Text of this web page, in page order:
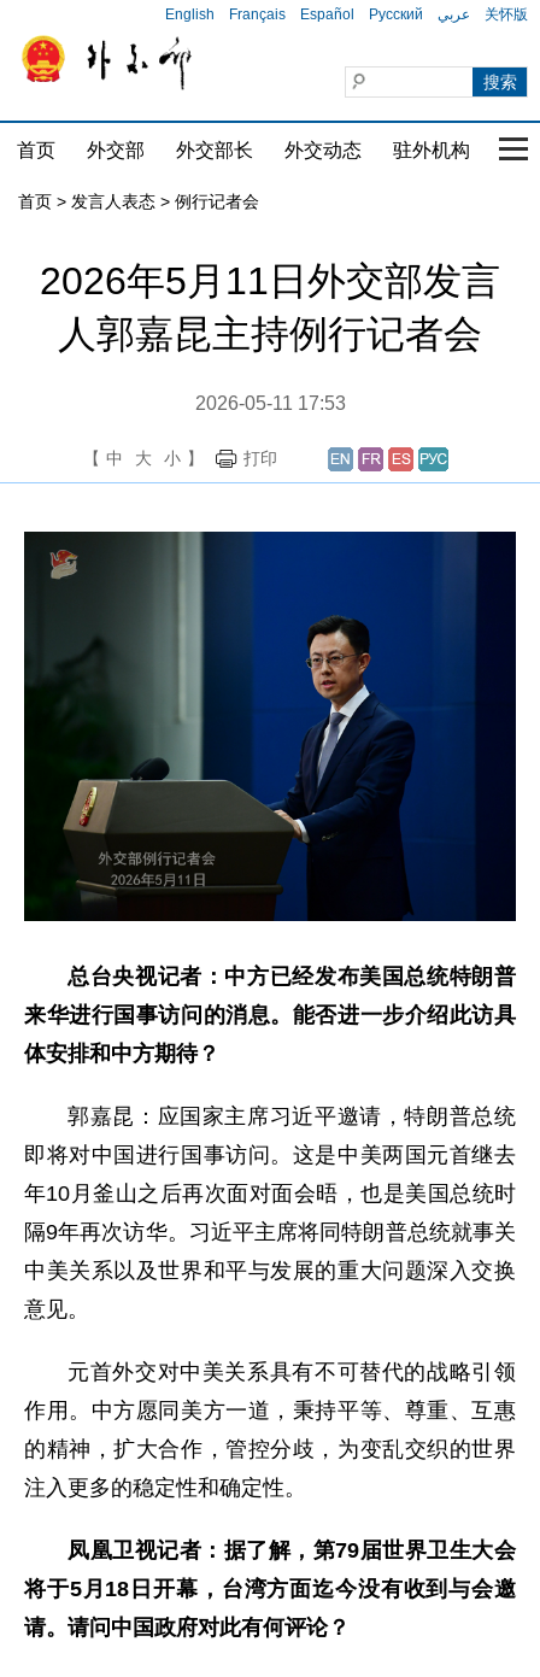
English Français Español Русский عربي 关怀版
首页 外交部 外交部长 外交动态 驻外机构 国
首页 > 发言人表态 > 例行记者会
2026年5月11日外交部发言
人郭嘉昆主持例行记者会
2026-05-11 17:53
【 中 大 小 】 打印
总台央视记者：中方已经发布美国总统特朗普
来华进行国事访问的消息。能否进一步介绍此访具
体安排和中方期待？
郭嘉昆：应国家主席习近平邀请，特朗普总统
即将对中国进行国事访问。这是中美两国元首继去
年10月釜山之后再次面对面会晤，也是美国总统时
隔9年再次访华。习近平主席将同特朗普总统就事关
中美关系以及世界和平与发展的重大问题深入交换
意见。
元首外交对中美关系具有不可替代的战略引领
作用。中方愿同美方一道，秉持平等、尊重、互惠
的精神，扩大合作，管控分歧，为变乱交织的世界
注入更多的稳定性和确定性。
凤凰卫视记者：据了解，第79届世界卫生大会
将于5月18日开幕，台湾方面迄今没有收到与会邀
请。请问中国政府对此有何评论？